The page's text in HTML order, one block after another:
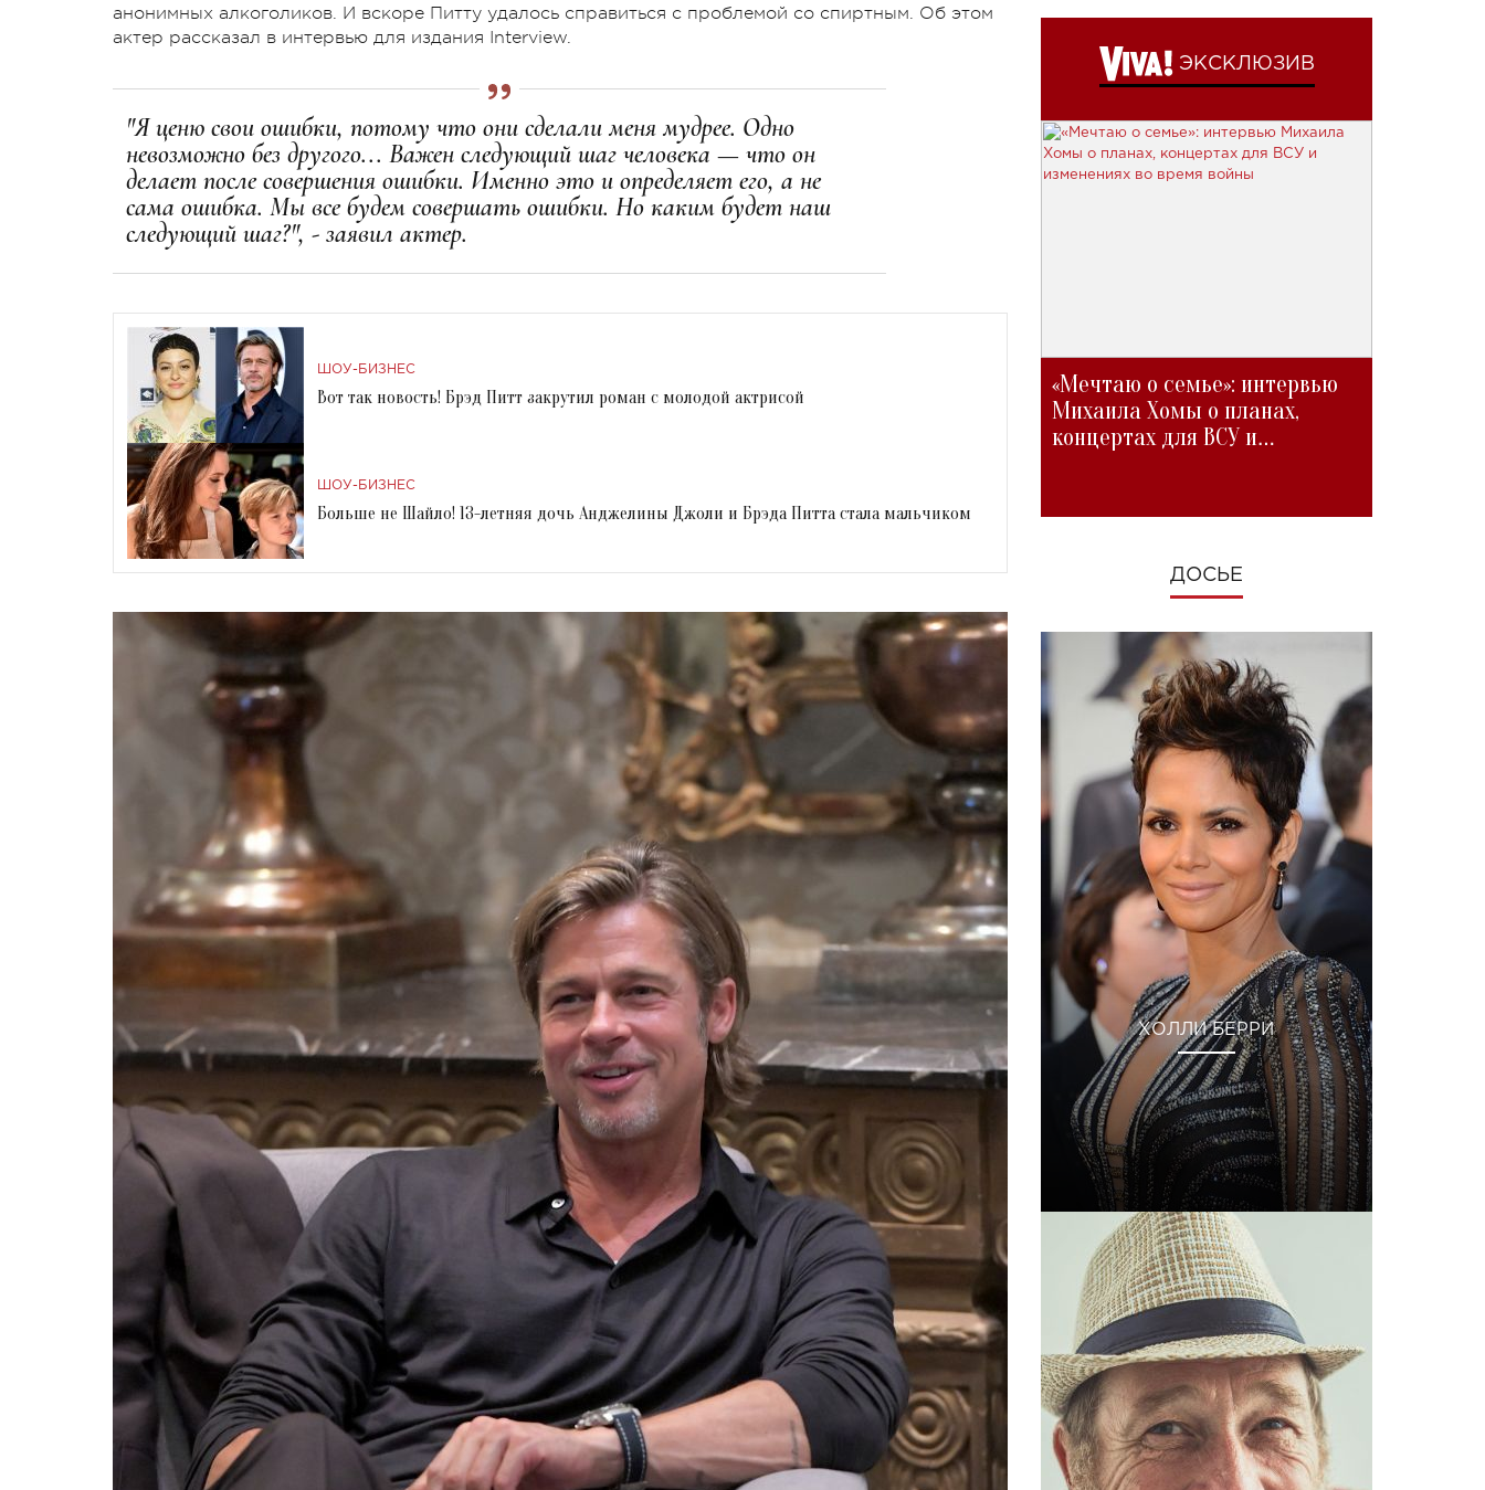
анонимных алкоголиков. И вскоре Питту удалось справиться с проблемой со спиртным. Об этом
актер рассказал в интервью для издания Interview.
"Я ценю свои ошибки, потому что они сделали меня мудрее. Одно
невозможно без другого... Важен следующий шаг человека — что он
делает после совершения ошибки. Именно это и определяет его, а не
сама ошибка. Мы все будем совершать ошибки. Но каким будет наш
следующий шаг?", - заявил актер.
ШОУ-БИЗНЕС
Вот так новость! Брэд Питт закрутил роман с молодой актрисой
ШОУ-БИЗНЕС
Больше не Шайло! 13-летняя дочь Анджелины Джоли и Брэда Питта стала мальчиком
ЭКСКЛЮЗИВ
«Мечтаю о семье»: интервью
Михаила Хомы о планах,
концертах для ВСУ и
ДОСЬЕ
ХОЛЛИ БЕРРИ